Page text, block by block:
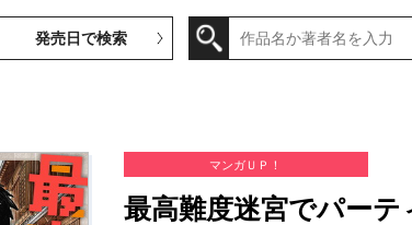
発売日で検索
マンガＵＰ！
最高難度迷宮でパー